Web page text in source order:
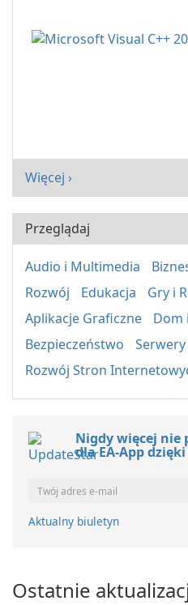
Więcej ›
Przeglądaj
Audio i Multimedia
Rozwój
Edukacja
Gry i
Aplikacje Graficzne
Dom
Bezpieczeństwo
Serwery
Rozwój Stron
Nigdy więcej nie
dla EA-App
Aktualny biuletyn
Ostatnie